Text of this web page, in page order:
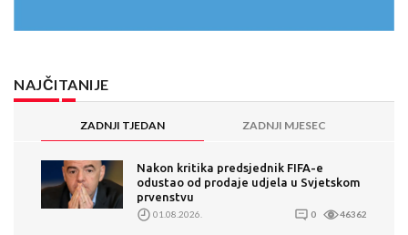
NAJČITANIJE
ZADNJI TJEDAN ZADNJI MJESEC
Nakon kritika predsjednik FIFA-e
odustao od prodaje udjela u Svjetskom
prvenstvu
01.08.2026. 0 46362